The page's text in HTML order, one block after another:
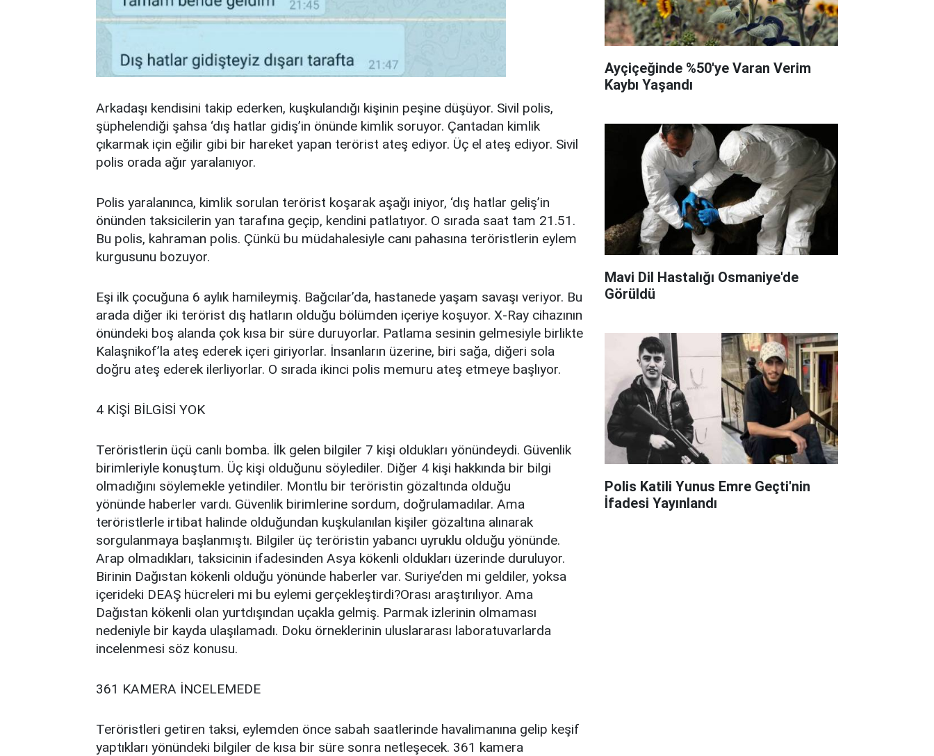
Arkadaşı kendisini takip ederken, kuşkulandığı kişinin peşine düşüyor. Sivil polis,
şüphelendiği şahsa ‘dış hatlar gidiş’in önünde kimlik soruyor. Çantadan kimlik
çıkarmak için eğilir gibi bir hareket yapan terörist ateş ediyor. Üç el ateş ediyor. Sivil
polis orada ağır yaralanıyor.
Polis yaralanınca, kimlik sorulan terörist koşarak aşağı iniyor, ‘dış hatlar geliş’in
önünden taksicilerin yan tarafına geçip, kendini patlatıyor. O sırada saat tam 21.51.
Bu polis, kahraman polis. Çünkü bu müdahalesiyle canı pahasına teröristlerin eylem
kurgusunu bozuyor.
Eşi ilk çocuğuna 6 aylık hamileymiş. Bağcılar’da, hastanede yaşam savaşı veriyor. Bu
arada diğer iki terörist dış hatların olduğu bölümden içeriye koşuyor. X-Ray cihazının
önündeki boş alanda çok kısa bir süre duruyorlar. Patlama sesinin gelmesiyle birlikte
Kalaşnikof’la ateş ederek içeri giriyorlar. İnsanların üzerine, biri sağa, diğeri sola
doğru ateş ederek ilerliyorlar. O sırada ikinci polis memuru ateş etmeye başlıyor.
4 KİŞİ BİLGİSİ YOK
Teröristlerin üçü canlı bomba. İlk gelen bilgiler 7 kişi oldukları yönündeydi. Güvenlik
birimleriyle konuştum. Üç kişi olduğunu söylediler. Diğer 4 kişi hakkında bir bilgi
olmadığını söylemekle yetindiler. Montlu bir teröristin gözaltında olduğu
yönünde haberler vardı. Güvenlik birimlerine sordum, doğrulamadılar. Ama
teröristlerle irtibat halinde olduğundan kuşkulanılan kişiler gözaltına alınarak
sorgulanmaya başlanmıştı. Bilgiler üç teröristin yabancı uyruklu olduğu yönünde.
Arap olmadıkları, taksicinin ifadesinden Asya kökenli oldukları üzerinde duruluyor.
Birinin Dağıstan kökenli olduğu yönünde haberler var. Suriye’den mi geldiler, yoksa
içerideki DEAŞ hücreleri mi bu eylemi gerçekleştirdi?Orası araştırılıyor. Ama
Dağıstan kökenli olan yurtdışından uçakla gelmiş. Parmak izlerinin olmaması
nedeniyle bir kayda ulaşılamadı. Doku örneklerinin uluslararası laboratuvarlarda
incelenmesi söz konusu.
361 KAMERA İNCELEMEDE
Teröristleri getiren taksi, eylemden önce sabah saatlerinde havalimanına gelip keşif
yaptıkları yönündeki bilgiler de kısa bir süre sonra netleşecek. 361 kamera
Ayçiçeğinde %50'ye Varan Verim
Kaybı Yaşandı
Mavi Dil Hastalığı Osmaniye'de
Görüldü
Polis Katili Yunus Emre Geçti'nin
İfadesi Yayınlandı